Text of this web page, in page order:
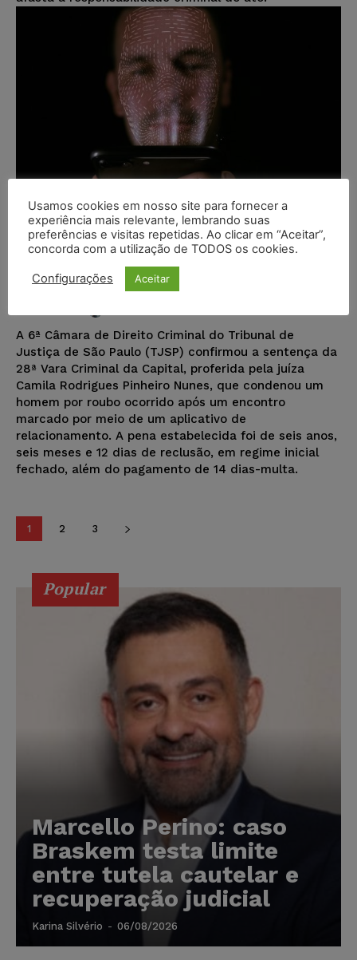
Homem condenado por roubo após
encontro marcado por rede social
A 6ª Câmara de Direito Criminal do Tribunal de
Justiça de São Paulo (TJSP) confirmou a sentença da
28ª Vara Criminal da Capital, proferida pela juíza
Camila Rodrigues Pinheiro Nunes, que condenou um
homem por roubo ocorrido após um encontro
marcado por meio de um aplicativo de
relacionamento. A pena estabelecida foi de seis anos,
seis meses e 12 dias de reclusão, em regime inicial
fechado, além do pagamento de 14 dias-multa.
1 2 3
Popular
Marcello Perino: caso
Braskem testa limite
entre tutela cautelar e
recuperação judicial
Karina Silvério - 06/08/2026
Usamos cookies em nosso site para fornecer a
experiência mais relevante, lembrando suas
preferências e visitas repetidas. Ao clicar em “Aceitar”,
concorda com a utilização de TODOS os cookies.
Configurações Aceitar